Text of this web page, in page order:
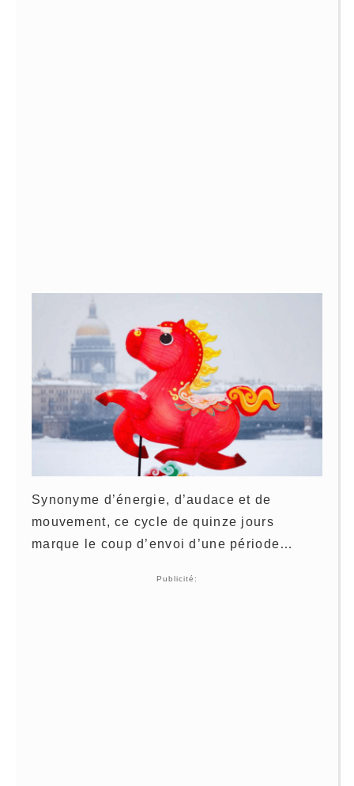
Synonyme d’énergie, d’audace et de
mouvement, ce cycle de quinze jours
marque le coup d’envoi d’une période…
Publicité: